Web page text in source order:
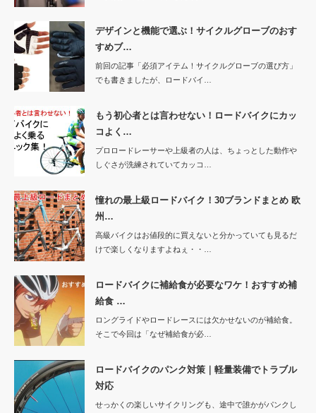
デザインと機能で選ぶ！サイクルグローブのおす
すめブ…
前回の記事「必須アイテム！サイクルグローブの選び方」
でも書きましたが、ロードバイ…
もう初心者とは言わせない！ロードバイクにカッ
コよく…
プロロードレーサーや上級者の人は、ちょっとした動作や
しぐさが洗練されていてカッコ…
憧れの最上級ロードバイク！30ブランドまとめ 欧
州…
高級バイクはお値段的に買えないと分かっていても見るだ
けで楽しくなりますよねぇ・・…
ロードバイクに補給食が必要なワケ！おすすめ補
給食 …
ロングライドやロードレースには欠かせないのが補給食。
そこで今回は「なぜ補給食が必…
ロードバイクのパンク対策｜軽量装備でトラブル
対応
せっかくの楽しいサイクリングも、途中で誰かがパンクし